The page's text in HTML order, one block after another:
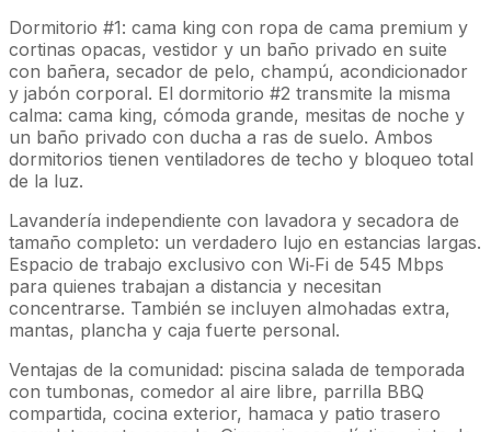
Dormitorio #1: cama king con ropa de cama premium y
cortinas opacas, vestidor y un baño privado en suite
con bañera, secador de pelo, champú, acondicionador
y jabón corporal. El dormitorio #2 transmite la misma
calma: cama king, cómoda grande, mesitas de noche y
un baño privado con ducha a ras de suelo. Ambos
dormitorios tienen ventiladores de techo y bloqueo total
de la luz.
Lavandería independiente con lavadora y secadora de
tamaño completo: un verdadero lujo en estancias largas.
Espacio de trabajo exclusivo con Wi‑Fi de 545 Mbps
para quienes trabajan a distancia y necesitan
concentrarse. También se incluyen almohadas extra,
mantas, plancha y caja fuerte personal.
Ventajas de la comunidad: piscina salada de temporada
con tumbonas, comedor al aire libre, parrilla BBQ
compartida, cocina exterior, hamaca y patio trasero